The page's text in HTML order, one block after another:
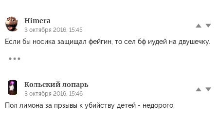
Himera
3 октября 2016, 15:45
Если бы носика защищал фейгин, то сел бф иудей на двушечку.
Кольский лопарь
3 октября 2016, 15:46
Пол лимона за прзывы к убийству детей - недорого.